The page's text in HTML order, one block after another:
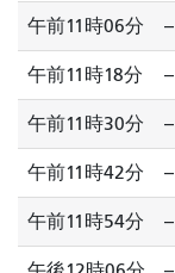
午前11時06分 --
午前11時18分 --
午前11時30分 --
午前11時42分 --
午前11時54分 --